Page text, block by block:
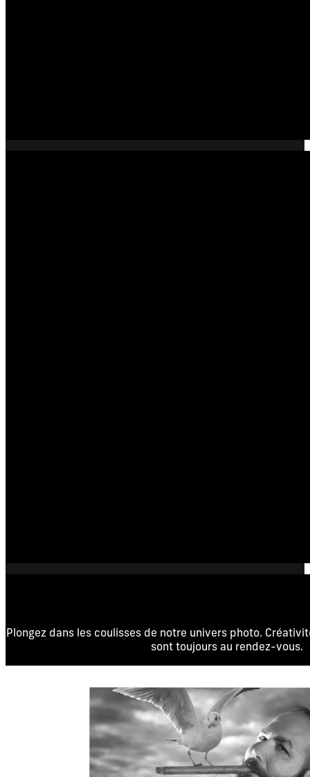
Plongez dans les coulisses de notre univers photo.
sont toujours au rendez-vous.